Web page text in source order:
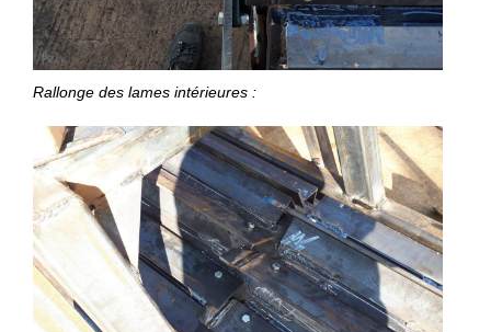
Rallonge des lames intérieures :